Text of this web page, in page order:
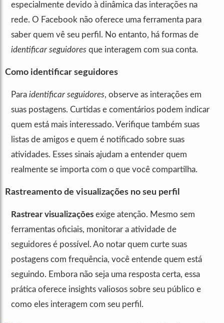
especialmente devido à dinâmica das interações na
rede. O Facebook não oferece uma ferramenta para
saber quem vê seu perfil. No entanto, há formas de
identificar seguidores que interagem com sua conta.
Como identificar seguidores
Para identificar seguidores, observe as interações em
suas postagens. Curtidas e comentários podem indicar
quem está mais interessado. Verifique também suas
listas de amigos e quem é notificado sobre suas
atividades. Esses sinais ajudam a entender quem
realmente se importa com o que você compartilha.
Rastreamento de visualizações no seu perfil
Rastrear visualizações exige atenção. Mesmo sem
ferramentas oficiais, monitorar a atividade de
seguidores é possível. Ao notar quem curte suas
postagens com frequência, você entende quem está
seguindo. Embora não seja uma resposta certa, essa
prática oferece insights valiosos sobre seu público e
como eles interagem com seu perfil.